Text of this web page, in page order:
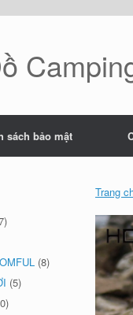
sách bảo mật
Trang
(8)
(5)